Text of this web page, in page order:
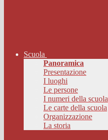
Scuola
Panoramica
Presentazione
I luoghi
Le persone
I numeri della scuola
Le carte della scuola
Organizzazione
La storia